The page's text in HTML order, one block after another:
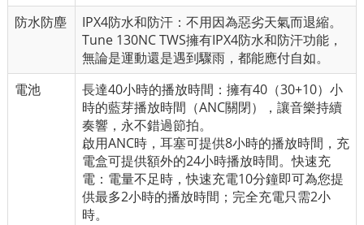
防水防塵
IPX4防水和防汗：不用因為惡劣天氣而退縮。
Tune 130NC TWS擁有IPX4防水和防汗功能，
無論是運動還是遇到驟雨，都能應付自如。
電池
長達40小時的播放時間：擁有40（30+10）小
時的藍芽播放時間（ANC關閉），讓音樂持續
奏響，永不錯過節拍。
啟用ANC時，耳塞可提供8小時的播放時間，充
電盒可提供額外的24小時播放時間。快速充
電：電量不足時，快速充電10分鐘即可為您提
供最多2小時的播放時間；完全充電只需2小
時。